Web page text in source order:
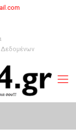
Δεδομένων